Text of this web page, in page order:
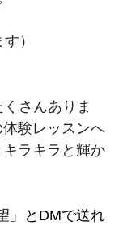
）
さんありま
験レッスンへ
ラキラと輝か
」とDMで送れ